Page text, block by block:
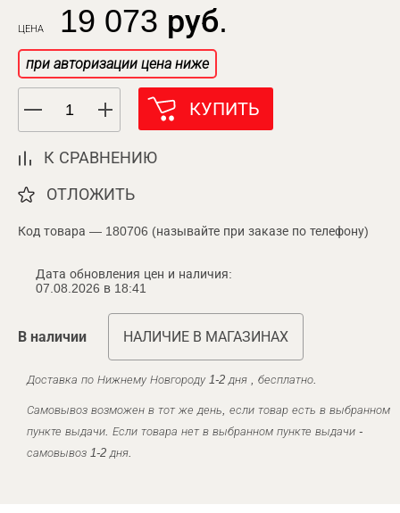
ЦЕНА 19 073 руб.
при авторизации цена ниже
КУПИТЬ
К СРАВНЕНИЮ
ОТЛОЖИТЬ
Код товара — 180706 (называйте при заказе по телефону)
Дата обновления цен и наличия:
07.08.2026 в 18:41
В наличии НАЛИЧИЕ В МАГАЗИНАХ
Доставка по Нижнему Новгороду 1-2 дня , бесплатно.
Самовывоз возможен в тот же день, если товар есть в выбранном
пункте выдачи. Если товара нет в выбранном пункте выдачи -
самовывоз 1-2 дня.